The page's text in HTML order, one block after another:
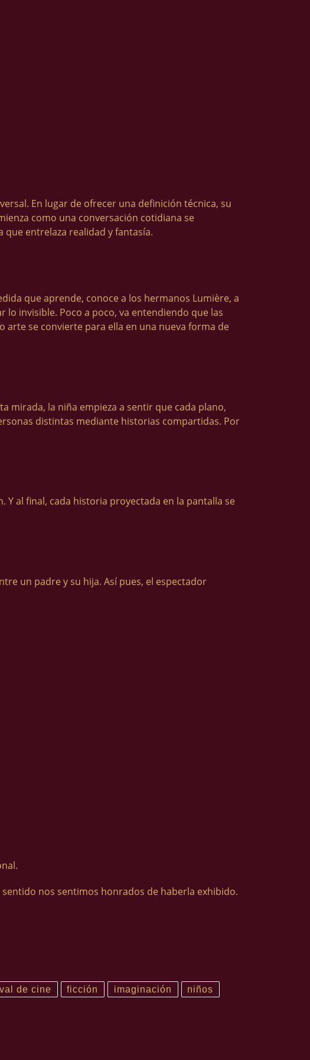
En lugar de ofrecer una definición técnica, su
como una conversación cotidiana se
entrelaza realidad y fantasía.
que aprende, conoce a los hermanos Lumière, a
invisible. Poco a poco, va entendiendo que las
arte se convierte para ella en una nueva forma de
mirada, la niña empieza a sentir que cada plano,
distintas mediante historias compartidas. Por
Y al final, cada historia proyectada en la pantalla se
un padre y su hija. Así pues, el espectador
sentido nos sentimos honrados de haberla exhibido.
de cine ficción imaginación niños